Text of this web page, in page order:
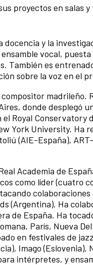
proyectos en salas
docencia y la
vocal,
También es
sobre la voz en el
madrileño.
donde desplegó
Royal Conservatory
York University.
(AIE-España),
Academia de
como líder (cuatro
(Argentina). Ha
de España. Ha
París, Nueva
en festivales de
Imago
intérpretes, y